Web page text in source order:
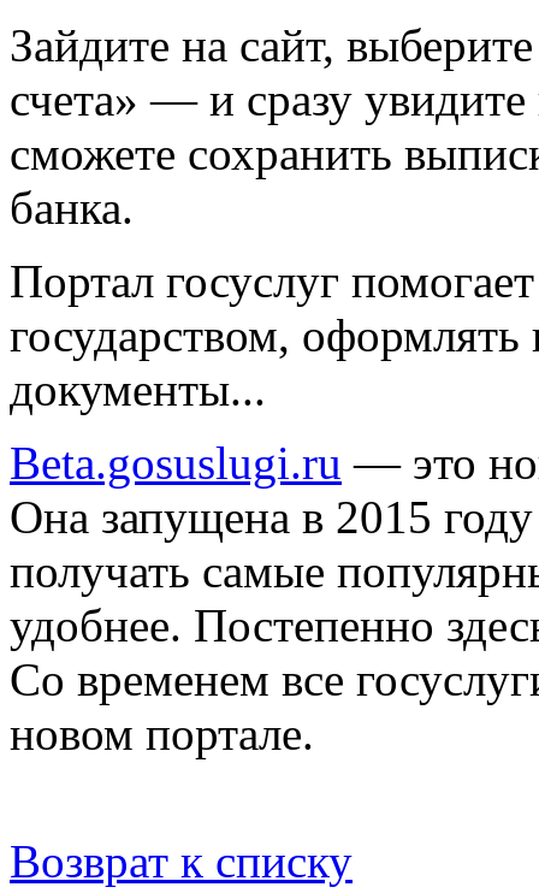
Зайдите на сайт,
счета» — и сразу
сможете сохранить
банка.
Портал госуслуг
государством,
документы...
Beta.gosuslugi.ru — это
Она запущена в 2015
получать самые
удобнее. Постепенно
Со временем все
новом портале.
Возврат к списку